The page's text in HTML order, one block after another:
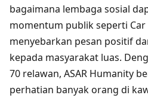
bagaimana lembaga sosial
momentum publik seperti Car
menyebarkan pesan positif
kepada masyarakat luas.
70 relawan, ASAR Humanity
perhatian banyak orang di